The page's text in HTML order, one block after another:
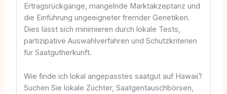
Ertragsrückgänge, mangelnde Marktakzeptanz und
die Einführung ungeeigneter fremder Genetiken.
Dies lässt sich minimieren durch lokale Tests,
partizipative Auswahlverfahren und Schutzkriterien
für Saatgutherkunft.
Wie finde ich lokal angepasstes saatgut auf Hawaii?
Suchen Sie lokale Züchter, Saatgentauschbörsen,